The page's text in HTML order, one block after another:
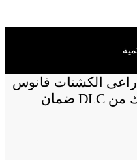
راعى الكشتات فانوس
متعدد الاستخدامات مع بور بنك من DLC ضمان